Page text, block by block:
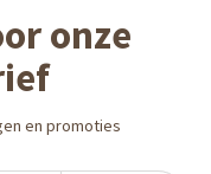
onze
en promoties